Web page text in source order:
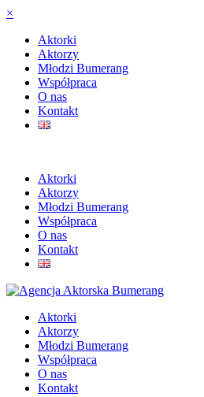
×
Aktorki
Aktorzy
Młodzi Bumerang
Współpraca
O nas
Kontakt
Aktorki
Aktorzy
Młodzi Bumerang
Współpraca
O nas
Kontakt
Aktorki
Aktorzy
Młodzi Bumerang
Współpraca
O nas
Kontakt